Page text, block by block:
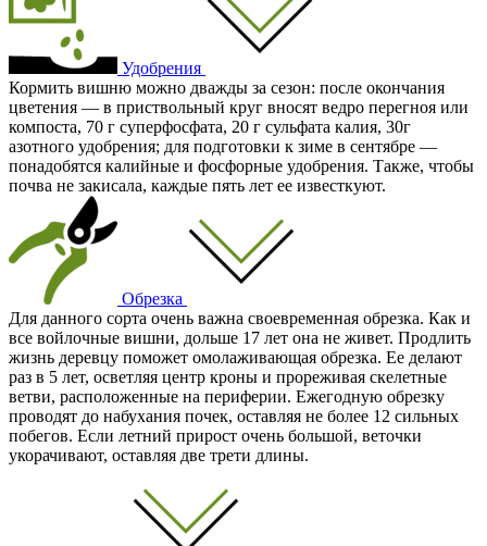
Удобрения
Кормить вишню можно дважды за сезон: после окончания
цветения — в приствольный круг вносят ведро перегноя или
компоста, 70 г суперфосфата, 20 г сульфата калия, 30г
азотного удобрения; для подготовки к зиме в сентябре —
понадобятся калийные и фосфорные удобрения. Также, чтобы
почва не закисала, каждые пять лет ее известкуют.
Обрезка
Для данного сорта очень важна своевременная обрезка. Как и
все войлочные вишни, дольше 17 лет она не живет. Продлить
жизнь деревцу поможет омолаживающая обрезка. Ее делают
раз в 5 лет, осветляя центр кроны и прореживая скелетные
ветви, расположенные на периферии. Ежегодную обрезку
проводят до набухания почек, оставляя не более 12 сильных
побегов. Если летний прирост очень большой, веточки
укорачивают, оставляя две трети длины.